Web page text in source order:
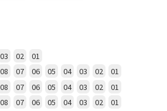
03 02 01
08 07 06 05 04 03 02 01
08 07 06 05 04 03 02 01
08 07 06 05 04 03 02
01